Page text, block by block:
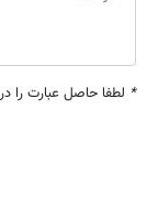
* لطفا حاصل عبارت را